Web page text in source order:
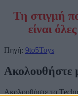
Τη στιγμή
είναι
Πηγή: 9to5Toys
Ακολουθήστε
Ακολουθήστε το